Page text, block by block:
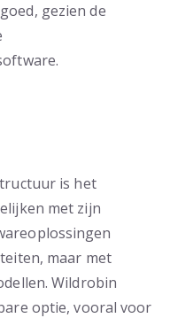
gezien de
is het
met zijn
maar met
Wildrobin
optie, vooral voor